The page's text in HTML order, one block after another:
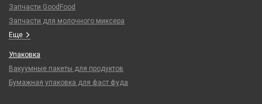
Запчасти GoodFood
Запчасти для молочного миксера
Еще
Упаковка
Вакуумные пакеты для продуктов
Бумажная упаковка для фаст фуда